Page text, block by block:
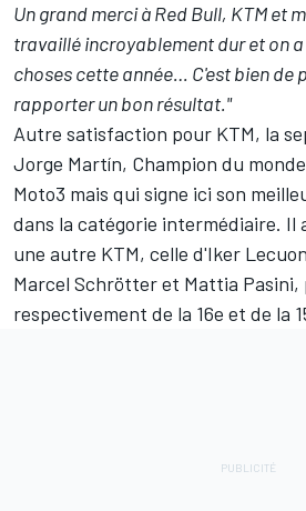
Un grand merci à Red Bull, KTM et
travaillé incroyablement dur et on
choses cette année… C'est bien de
rapporter un bon résultat."
Autre satisfaction pour KTM, la
Jorge Martín, Champion du
Moto3 mais qui signe ici son
dans la catégorie intermédiaire. Il
une autre KTM, celle d'Iker
Marcel Schrötter et Mattia Pasini,
respectivement de la 16e et de la